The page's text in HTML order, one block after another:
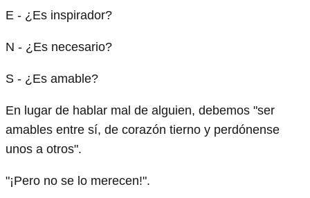
E - ¿Es inspirador?
N - ¿Es necesario?
S - ¿Es amable?
En lugar de hablar mal de alguien, debemos "ser
amables entre sí, de corazón tierno y perdónense
unos a otros".
"¡Pero no se lo merecen!".